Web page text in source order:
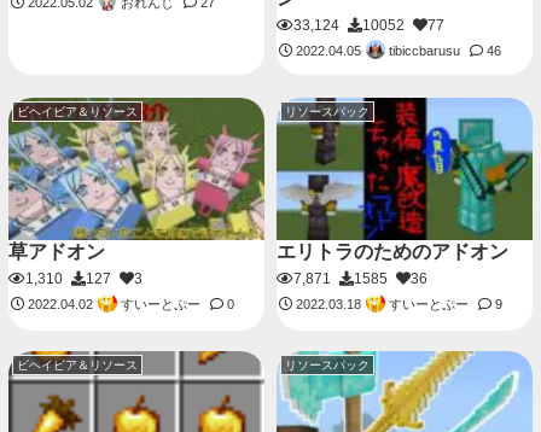
33,124 10052 77
2022.04.05 tibiccbarusu 46
ビヘイビア＆リソース
草アドオン
1,310 127 3
2022.04.02 すいーとぷー 0
リソースパック
エリトラのためのアドオン
7,871 1585 36
2022.03.18 すいーとぷー 9
ビヘイビア＆リソース リソースパック